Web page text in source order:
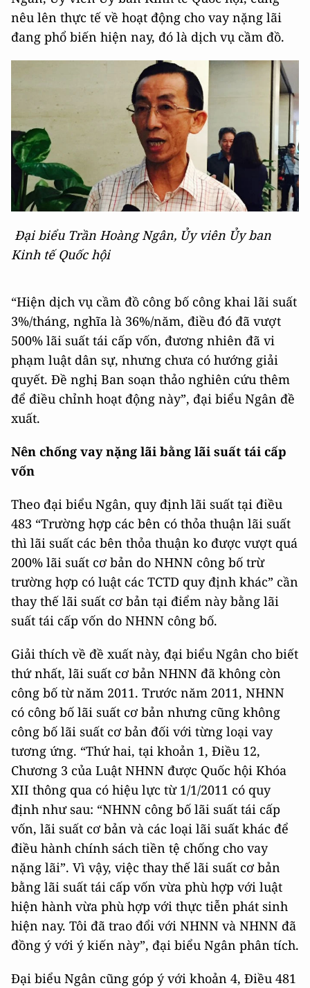
nêu lên thực tế về hoạt động cho vay nặng lãi
đang phổ biến hiện nay, đó là dịch vụ cầm đồ.
Đại biểu Trần Hoàng Ngân, Ủy viên Ủy ban
Kinh tế Quốc hội
“Hiện dịch vụ cầm đồ công bố công khai lãi suất
3%/tháng, nghĩa là 36%/năm, điều đó đã vượt
500% lãi suất tái cấp vốn, đương nhiên đã vi
phạm luật dân sự, nhưng chưa có hướng giải
quyết. Đề nghị Ban soạn thảo nghiên cứu thêm
để điều chỉnh hoạt động này”, đại biểu Ngân đề
xuất.
Nên chống vay nặng lãi bằng lãi suất tái cấp
vốn
Theo đại biểu Ngân, quy định lãi suất tại điều
483 “Trường hợp các bên có thỏa thuận lãi suất
thì lãi suất các bên thỏa thuận ko được vượt quá
200% lãi suất cơ bản do NHNN công bố trừ
trường hợp có luật các TCTD quy định khác” cần
thay thế lãi suất cơ bản tại điểm này bằng lãi
suất tái cấp vốn do NHNN công bố.
Giải thích về đề xuất này, đại biểu Ngân cho biết
thứ nhất, lãi suất cơ bản NHNN đã không còn
công bố từ năm 2011. Trước năm 2011, NHNN
có công bố lãi suất cơ bản nhưng cũng không
công bố lãi suất cơ bản đối với từng loại vay
tương ứng. “Thứ hai, tại khoản 1, Điều 12,
Chương 3 của Luật NHNN được Quốc hội Khóa
XII thông qua có hiệu lực từ 1/1/2011 có quy
định như sau: “NHNN công bố lãi suất tái cấp
vốn, lãi suất cơ bản và các loại lãi suất khác để
điều hành chính sách tiền tệ chống cho vay
nặng lãi”. Vì vậy, việc thay thế lãi suất cơ bản
bằng lãi suất tái cấp vốn vừa phù hợp với luật
hiện hành vừa phù hợp với thực tiễn phát sinh
hiện nay. Tôi đã trao đổi với NHNN và NHNN đã
đồng ý với ý kiến này”, đại biểu Ngân phân tích.
Đại biểu Ngân cũng góp ý với khoản 4, Điều 481